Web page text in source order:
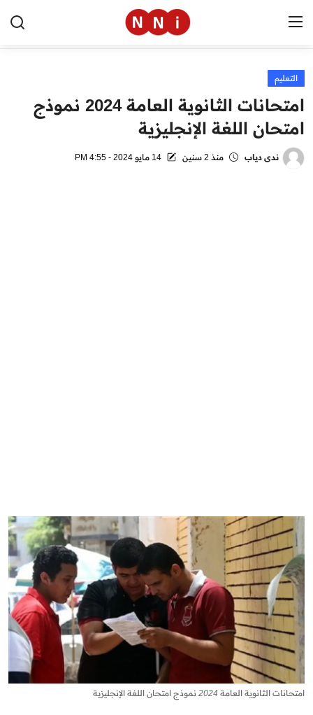
الرئيسية
اخبار مصر
العالم
التعليم
امتحانات الثانوية العامة 2024 نموذج
امتحان اللغة الإنجليزية
ندى دياب منذ 2 سنين 14 مايو 2024 - 4:55 PM
امتحانات الثانوية العامة 2024 نموذج امتحان اللغة الإنجليزية